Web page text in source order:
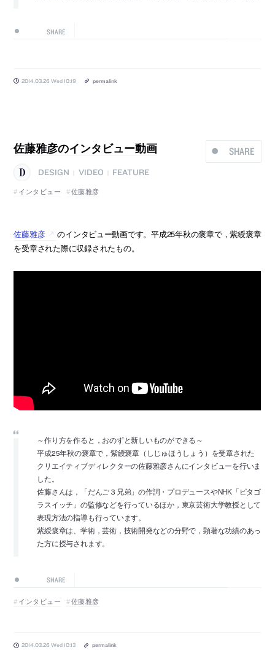
SHARE
2014.03.26 Wed 10:19 permalink
SHARE
佐藤雅彦のインタビュー動画
DESIGN VIDEO
FEATURE
インタビュー
佐藤雅彦
佐藤雅彦
のインタビュー動画です。平成25年秋の褒章で，紫綬褒章
を受章された際に収録されたもの。
～作り方を作ると，おのずと新しいものができる～
平成25年秋の褒章で，紫綬褒章（しじゅほうしょう）を受章された
クリエイティブディ­レクターの佐藤雅彦さんにインタビューを行いま
した。
佐藤さんは，「だんご３兄弟」の作詞・プロデュースやNHK「ピタゴ
ラスイッチ」の監­修などを行っているほか，東京芸術大学教授として
表現方法の指導も行っています。
紫綬褒章は、学術，芸術，技術開発などの分野で，顕著な功績のあっ
た方に授与されます­。
SHARE
インタビュー 佐藤雅彦
2014.03.26 Wed 10:13 permalink